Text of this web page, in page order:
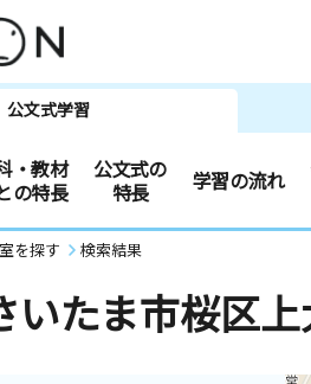
公文式学習
・教材
の特長
公文式の
特長
学習の流れ
を探す 検索結果
いたま市桜区